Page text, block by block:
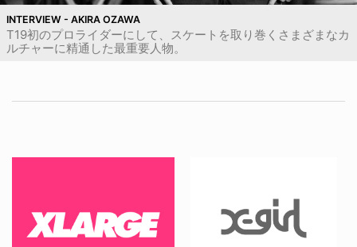
INTERVIEW - AKIRA OZAWA
T19初のプロライダーにして、スケートを取り巻くさまざまなカ
ルチャーに精通した最重要人物。